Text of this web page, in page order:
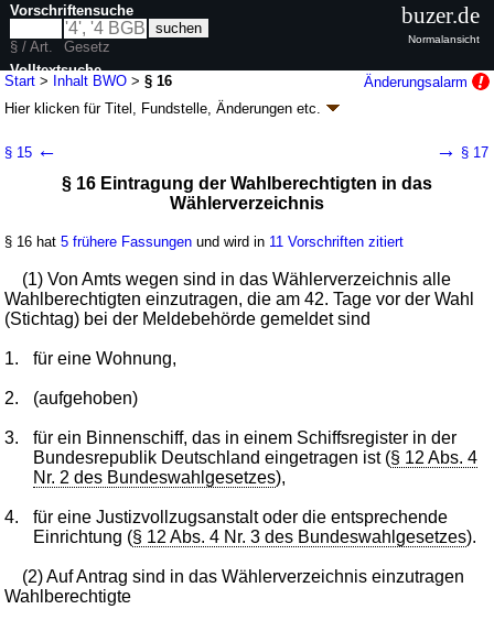
Start > Inhalt BWO >§ 16
Änderungsalarm
Hier klicken fürTitel, Fundstelle, Änderungen etc.
G. v. 03.07.2026BGBl. 2026 I Nr. 199
Geltung ab 11.09.1985; FNA: 111-1-5Wahlrecht
Zweiter Abschnitt Vorbereitung der Wahl
Zweiter Unterabschnitt Wählerverzeichnis
§ 15 ← → § 17
§ 16 Eintragung der Wahlberechtigten in das
Wählerverzeichnis
§ 16 hat5 frühere Fassungen und wird in 11 Vorschriften zitiert
(1) Von Amts wegen sind in das Wählerverzeichnis alle
Wahlberechtigten einzutragen, die am 42. Tage vor der Wahl
(Stichtag) bei der Meldebehörde gemeldet sind
1. für eine Wohnung,
2. (aufgehoben)
3.
für ein Binnenschiff, das in einem Schiffsregister in der
Bundesrepublik Deutschland eingetragen ist (§ 12 Abs. 4
Nr. 2 des Bundeswahlgesetzes),
4.
für eine Justizvollzugsanstalt oder die entsprechende
Einrichtung (§ 12 Abs. 4 Nr. 3 des Bundeswahlgesetzes).
(2) Auf Antrag sind in das Wählerverzeichnis einzutragen
Wahlberechtigte
Vorschriftensuche
§ / Art.
Gesetz
Volltextsuche
nur in BWO
buzer.de
Normalansicht